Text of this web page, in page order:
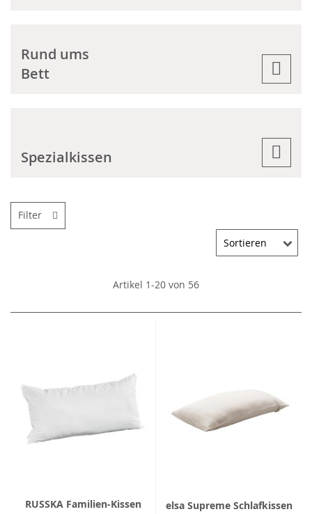
Rund ums
Bett
Spezialkissen
Artikel 1-20 von 56
RUSSKA Familien-Kissen
elsa Supreme Schlafkissen
Filter